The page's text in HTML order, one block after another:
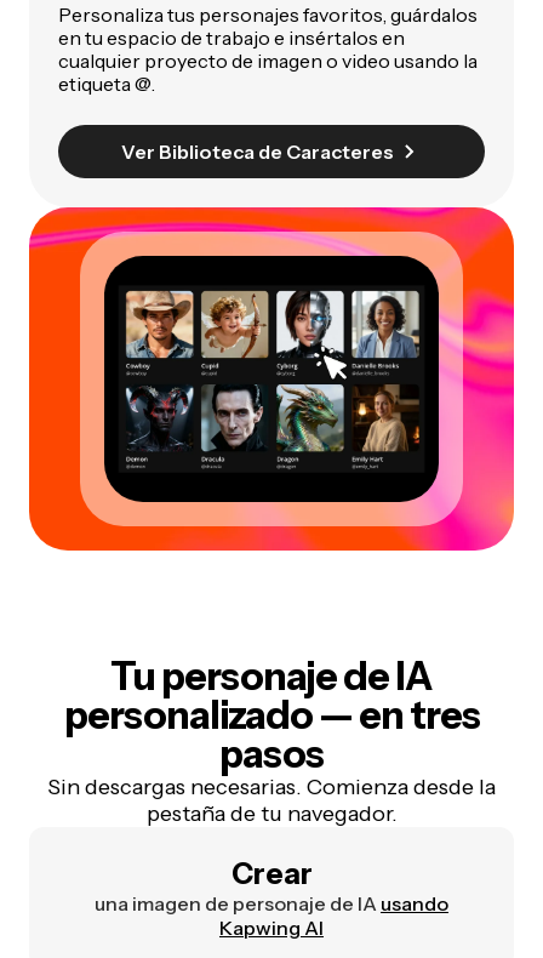
Personaliza tus personajes favoritos, guárdalos
en tu espacio de trabajo e insértalos en
cualquier proyecto de imagen o video usando la
etiqueta @.
Ver Biblioteca de Caracteres
Tu personaje de IA
personalizado — en tres
pasos
Sin descargas necesarias. Comienza desde la
pestaña de tu navegador.
Crear
una imagen de personaje de IA usando
Kapwing AI